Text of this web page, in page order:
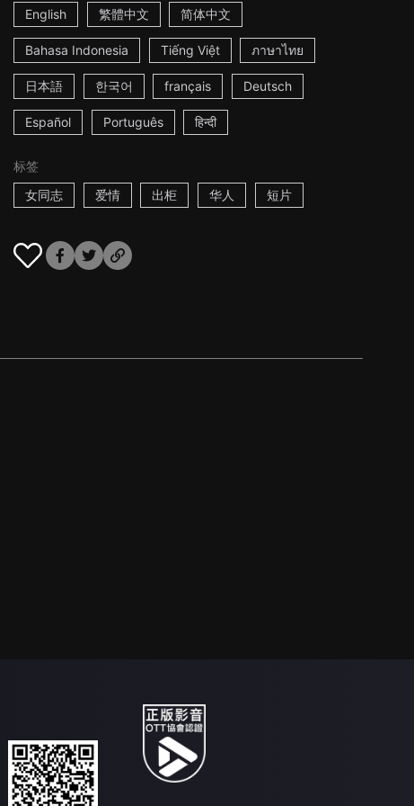
English 繁體中文 简体中文
Bahasa Indonesia Tiếng Việt ภาษาไทย
日本語 한국어 français Deutsch
Español Português हिन्दी
标签
女同志
爱情 出柜 华人 短片